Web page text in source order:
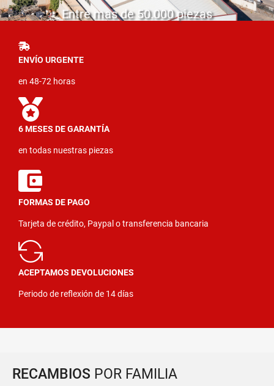
Entre mas de 50.000 piezas
ENVÍO URGENTE
en 48-72 horas
6 MESES DE GARANTÍA
en todas nuestras piezas
FORMAS DE PAGO
Tarjeta de crédito, Paypal o transferencia bancaria
ACEPTAMOS DEVOLUCIONES
Periodo de reflexión de 14 días
RECAMBIOS POR FAMILIA